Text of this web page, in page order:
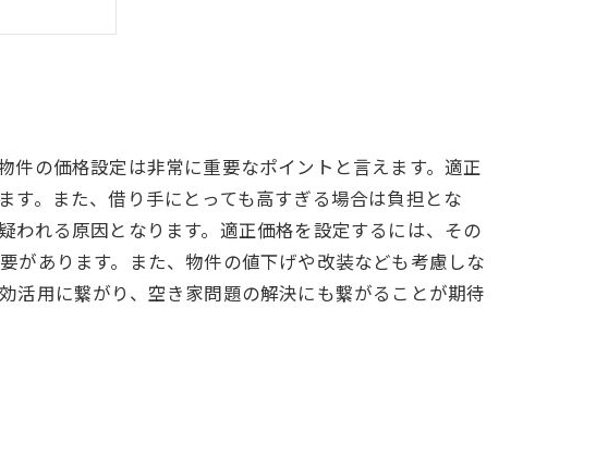
の価格設定は非常に重要なポイントと言えます。適正
。また、借り手にとっても高すぎる場合は負担とな
れる原因となります。適正価格を設定するには、その
があります。また、物件の値下げや改装なども考慮しな
活用に繋がり、空き家問題の解決にも繋がることが期待